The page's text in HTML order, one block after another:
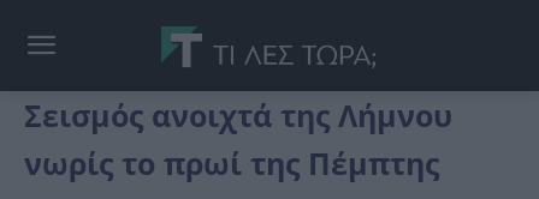
Σεισμός ανοιχτά της Λήμνου
νωρίς το πρωί της Πέμπτης